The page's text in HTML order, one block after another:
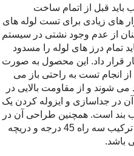
قبل از اتمام ساخت
های زیادی برای تست لوله های
از عدم وجود نشتی در سیستم
تمام درز های لوله را مسدود
قرار داد. این محصول به صورت
انجام تست به راحتی باز می
می شوند و از مقاومت بالایی در
آن در جداسازی و ایزوله کردن یک
است. همچنین طراحی آن در
تطابق با سه راه بازدید ایجاد شده از ترکیب سه راه 45 درجه و دریچه